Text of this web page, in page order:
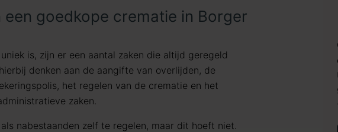
een goedkope crematie in Borger
is, zijn er een aantal zaken die altijd geregeld
denken aan de aangifte van overlijden, de
het regelen van de crematie en het
zaken.
nabestaanden zelf te regelen, maar dit hoeft niet.